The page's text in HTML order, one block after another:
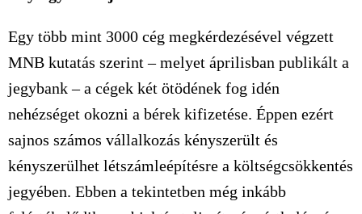
Egy több mint 3000 cég megkérdezésével végzett
MNB kutatás szerint – melyet áprilisban publikált a
jegybank – a cégek két ötödének fog idén
nehézséget okozni a bérek kifizetése. Éppen ezért
sajnos számos vállalkozás kényszerült és
kényszerülhet létszámleépítésre a költségcsökkentés
jegyében. Ebben a tekintetben még inkább